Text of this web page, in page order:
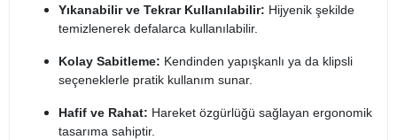
Yıkanabilir ve Tekrar Kullanılabilir: Hijyenik şekilde
temizlenerek defalarca kullanılabilir.
Kolay Sabitleme: Kendinden yapışkanlı ya da klipsli
seçeneklerle pratik kullanım sunar.
Hafif ve Rahat: Hareket özgürlüğü sağlayan ergonomik
tasarıma sahiptir.